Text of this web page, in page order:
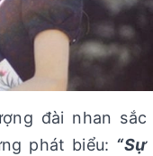
đài nhan sắc
phát biểu: “Sự